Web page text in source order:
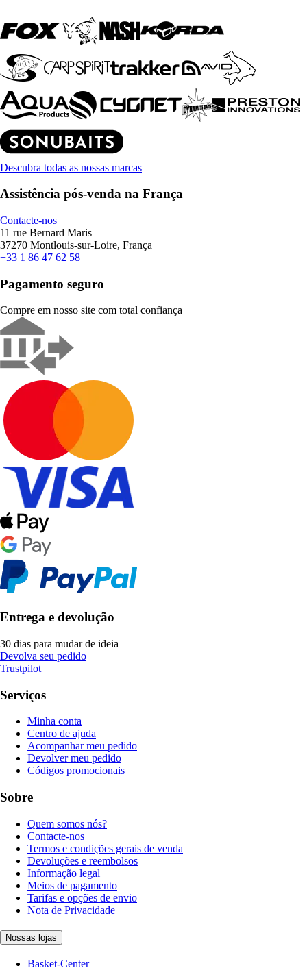
Descubra todas as nossas marcas
Assistência pós-venda na França
Contacte-nos
11 rue Bernard Maris
37270 Montlouis-sur-Loire, França
+33 1 86 47 62 58
Pagamento seguro
Compre em nosso site com total confiança
Entrega e devolução
30 dias para mudar de ideia
Devolva seu pedido
Trustpilot
Serviços
Minha conta
Centro de ajuda
Acompanhar meu pedido
Devolver meu pedido
Códigos promocionais
Sobre
Quem somos nós?
Contacte-nos
Termos e condições gerais de venda
Devoluções e reembolsos
Informação legal
Meios de pagamento
Tarifas e opções de envio
Nota de Privacidade
Nossas lojas
Basket-Center